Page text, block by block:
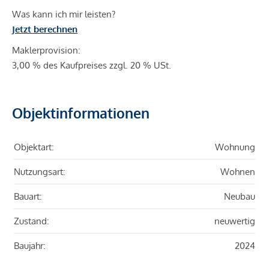
Was kann ich mir leisten?
Jetzt berechnen
Maklerprovision:
3,00 % des Kaufpreises zzgl. 20 % USt.
Objektinformationen
Objektart: Wohnung
Nutzungsart: Wohnen
Bauart: Neubau
Zustand: neuwertig
Baujahr: 2024